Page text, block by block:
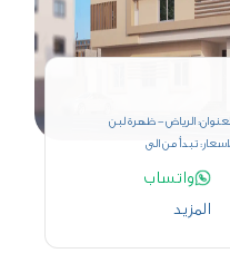
الرياض - ظهرة لبن
تبدأ من الى
واتساب
المزيد